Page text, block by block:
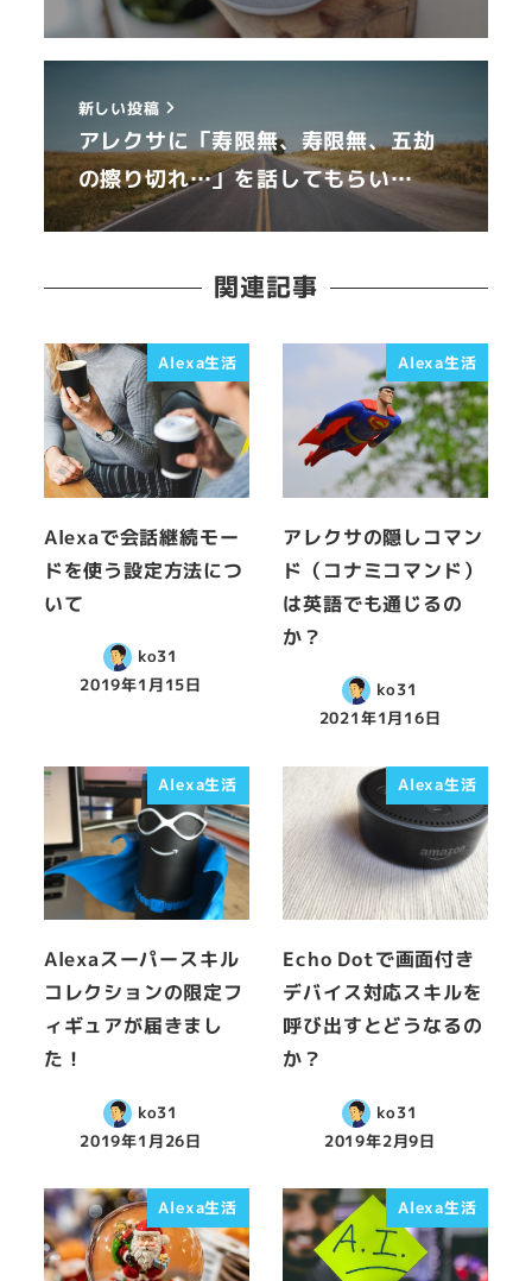
新しい投稿
アレクサに「寿限無、寿限無、五劫
の擦り切れ…」を話してもらい…
関連記事
Alexa生活
Alexaで会話継続モー
ドを使う設定方法につ
いて
ko31
2019年1月15日
Alexa生活
アレクサの隠しコマン
ド（コナミコマンド）
は英語でも通じるの
か？
ko31
2021年1月16日
Alexa生活
Alexaスーパースキル
コレクションの限定フ
ィギュアが届きまし
た！
ko31
2019年1月26日
Alexa生活
Echo Dotで画面付き
デバイス対応スキルを
呼び出すとどうなるの
か？
ko31
2019年2月9日
Alexa生活 Alexa生活